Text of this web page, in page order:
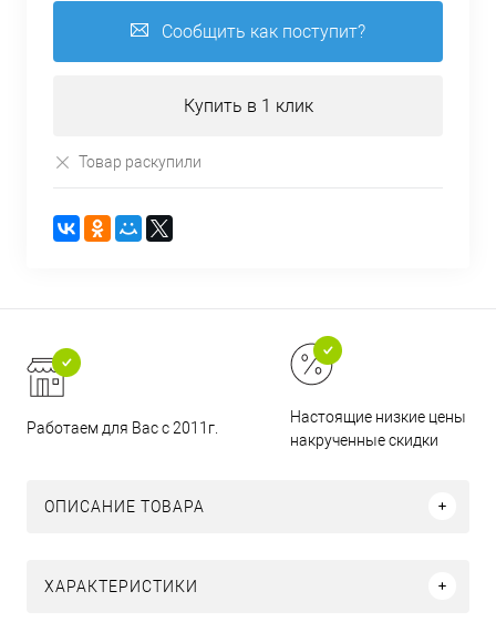
Сообщить как поступит?
Купить в 1 клик
Товар раскупили
Работаем для Вас с 2011г.
Настоящие низкие цены и
накрученные скидки
ОПИСАНИЕ ТОВАРА
ХАРАКТЕРИСТИКИ